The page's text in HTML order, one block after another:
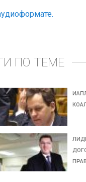
ПО ТЕМЕ